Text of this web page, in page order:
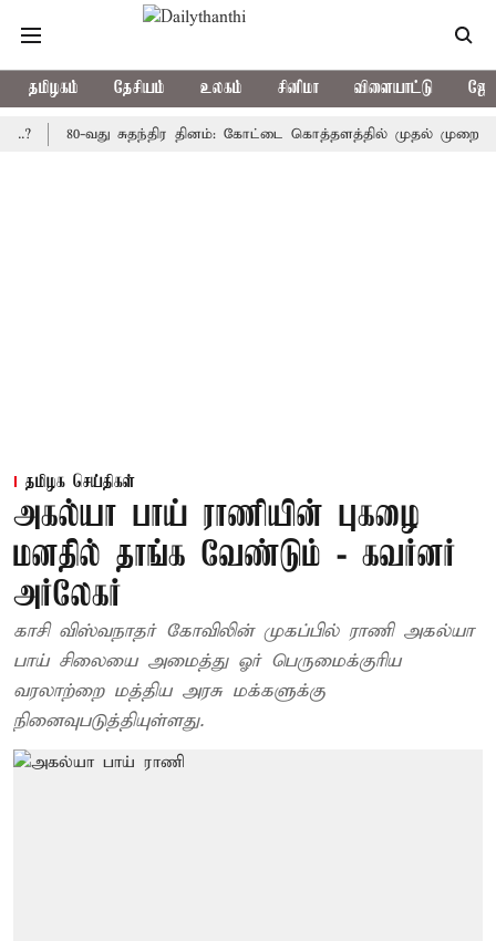
தமிழகம் தேசியம் உலகம் சினிமா விளையாட்டு
80-வது சுதந்திர தினம்: கோட்டை கொத்தளத்தில் முதல் முறையாக
தமிழக செய்திகள்
அகல்யா பாய் ராணியின் புகழை
மனதில் தாங்க வேண்டும் - கவர்னர்
அர்லேகர்
காசி விஸ்வநாதர் கோவிலின் முகப்பில் ராணி அகல்யா
பாய் சிலையை அமைத்து ஓர் பெருமைக்குரிய
வரலாற்றை மத்திய அரசு மக்களுக்கு
நினைவுபடுத்தியுள்ளது.